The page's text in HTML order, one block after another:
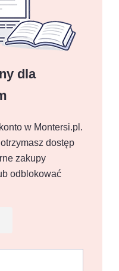
dla
w Montersi.pl.
dostęp
zakupy
odblokować